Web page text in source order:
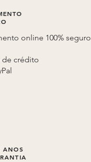
online 100% seguro
de crédito
ANOS